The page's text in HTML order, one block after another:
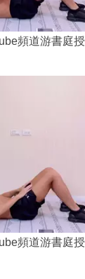
頻道游書庭授
頻道游書庭授